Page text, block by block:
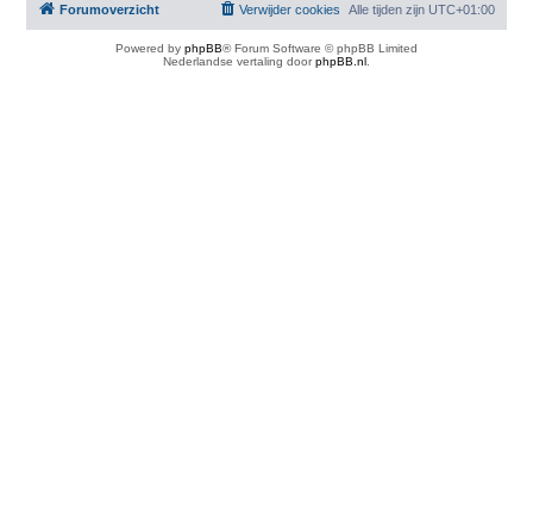
Forumoverzicht Alle tijden zijn UTC+01:00
Verwijder cookies
Powered by phpBB® Forum Software © phpBB Limited
Nederlandse vertaling doorphpBB.nl